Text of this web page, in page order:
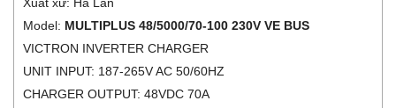
Model: MULTIPLUS 48/5000/70-100 230V VE BUS
VICTRON INVERTER CHARGER
UNIT INPUT: 187-265V AC 50/60HZ
CHARGER OUTPUT: 48VDC 70A